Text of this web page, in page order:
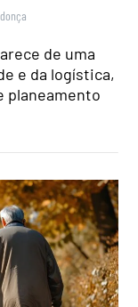
de uma
e da logística,
planeamento